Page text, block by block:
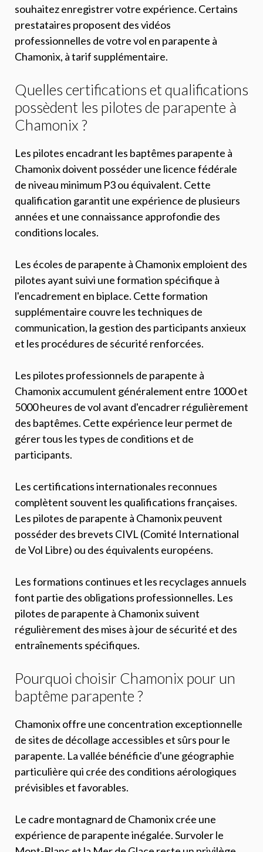
souhaitez enregistrer votre expérience. Certains
prestataires proposent des vidéos
professionnelles de votre vol en parapente à
Chamonix, à tarif supplémentaire.
Quelles certifications et qualifications
possèdent les pilotes de parapente à
Chamonix ?
Les pilotes encadrant les baptêmes parapente à
Chamonix doivent posséder une licence fédérale
de niveau minimum P3 ou équivalent. Cette
qualification garantit une expérience de plusieurs
années et une connaissance approfondie des
conditions locales.
Les écoles de parapente à Chamonix emploient des
pilotes ayant suivi une formation spécifique à
l'encadrement en biplace. Cette formation
supplémentaire couvre les techniques de
communication, la gestion des participants anxieux
et les procédures de sécurité renforcées.
Les pilotes professionnels de parapente à
Chamonix accumulent généralement entre 1000 et
5000 heures de vol avant d'encadrer régulièrement
des baptêmes. Cette expérience leur permet de
gérer tous les types de conditions et de
participants.
Les certifications internationales reconnues
complètent souvent les qualifications françaises.
Les pilotes de parapente à Chamonix peuvent
posséder des brevets CIVL (Comité International
de Vol Libre) ou des équivalents européens.
Les formations continues et les recyclages annuels
font partie des obligations professionnelles. Les
pilotes de parapente à Chamonix suivent
régulièrement des mises à jour de sécurité et des
entraînements spécifiques.
Pourquoi choisir Chamonix pour un
baptême parapente ?
Chamonix offre une concentration exceptionnelle
de sites de décollage accessibles et sûrs pour le
parapente. La vallée bénéficie d'une géographie
particulière qui crée des conditions aérologiques
prévisibles et favorables.
Le cadre montagnard de Chamonix crée une
expérience de parapente inégalée. Survoler le